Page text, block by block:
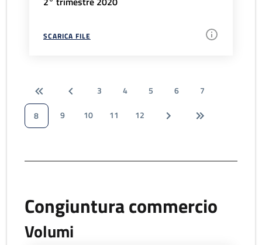
SCARICA FILE
3 4 5 6
7
8
9 10 11 12
Congiuntura commercio
Volumi